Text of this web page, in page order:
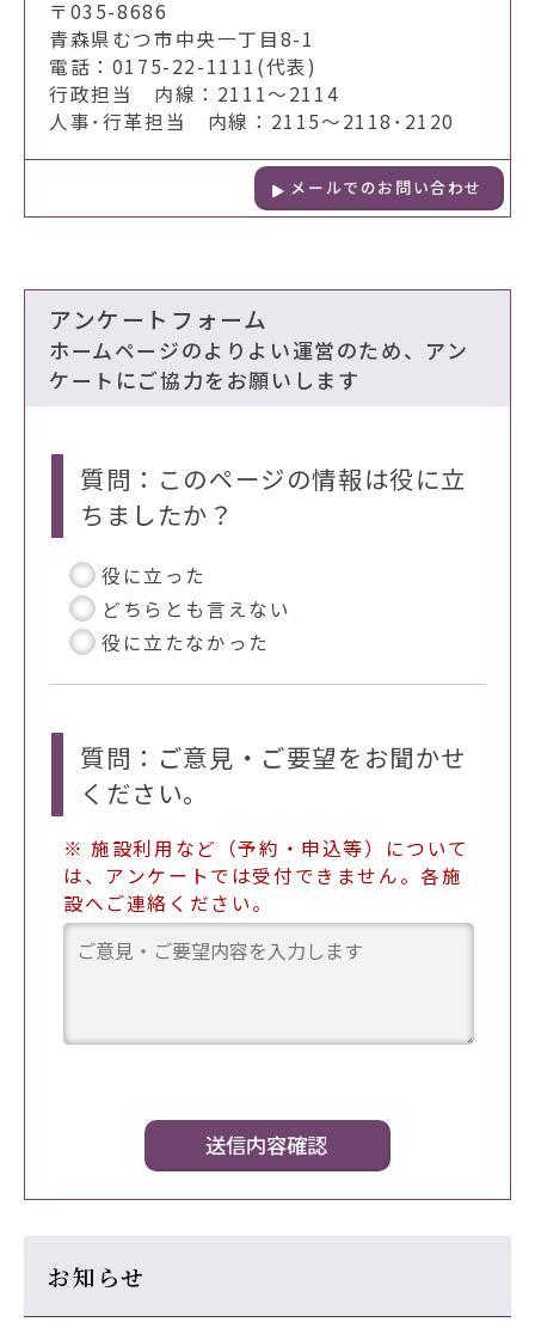
〒035-8686
青森県むつ市中央一丁目8-1
電話：0175-22-1111(代表)
行政担当 内線：2111～2114
人事･行革担当 内線：2115～2118･2120
メールでのお問い合わせ
アンケートフォーム
ホームページのよりよい運営のため、アン
ケートにご協力をお願いします
質問：このページの情報は役に立
ちましたか？
役に立った
どちらとも言えない
役に立たなかった
質問：ご意見・ご要望をお聞かせ
ください。
※ 施設利用など（予約・申込等）について
は、アンケートでは受付できません。各施
設へご連絡ください。
お知らせ